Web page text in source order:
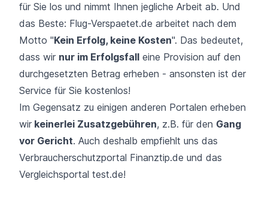
für Sie los und nimmt Ihnen jegliche Arbeit ab. Und
das Beste: Flug-Verspaetet.de arbeitet nach dem
Motto "Kein Erfolg, keine Kosten". Das bedeutet,
dass wir nur im Erfolgsfall eine Provision auf den
durchgesetzten Betrag erheben - ansonsten ist der
Service für Sie kostenlos!
Im Gegensatz zu einigen anderen Portalen erheben
wir keinerlei Zusatzgebühren, z.B. für den Gang
vor Gericht. Auch deshalb empfiehlt uns das
Verbraucherschutzportal Finanztip.de und das
Vergleichsportal test.de!